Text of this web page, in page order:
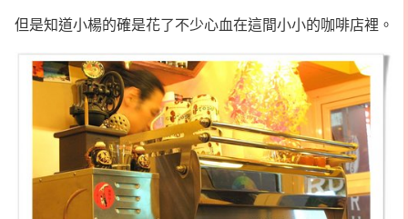
但是知道小楊的確是花了不少心血在這間小小的咖啡店裡。